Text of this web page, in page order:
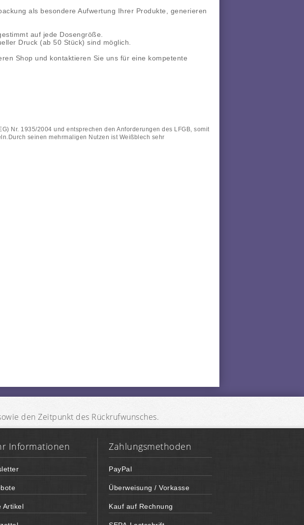
als besondere Aufwertung Ihrer Produkte, generieren
auf jede Dosengröße.
Druck (ab 50 Stück) sind möglich.
Shop und kontaktieren Sie uns für eine kompetente
Nr. 1935/2004 und entsprechen den Anforderungen des LFGB, somit
seinen mehrmaligen Nutzen ist Weißblech sehr
den Zeitpunkt des Rückrufwunsches.
Informationen
Artikel
Zahlungsmethoden
PayPal
Überweisung / Vorkasse
Kauf auf Rechnung